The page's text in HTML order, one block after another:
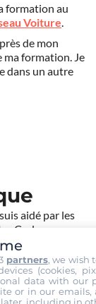
formation au
Voiture.
de mon
ma formation. Je
dans un autre
aidé par les
Codes, mon
théorique
bénéficier du
(30€) grâce au
partners, we wish
(cookies,
data with our
or in our emails,
including in